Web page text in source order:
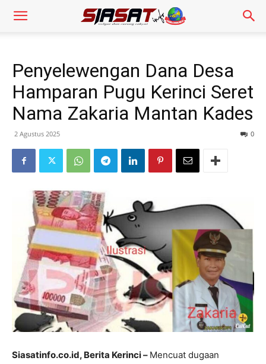
Penyelewengan Dana Desa
Hamparan Pugu Kerinci Seret
Nama Zakaria Mantan Kades
2 Agustus 2025 0
Siasatinfo.co.id, Berita Kerinci – Mencuat dugaan